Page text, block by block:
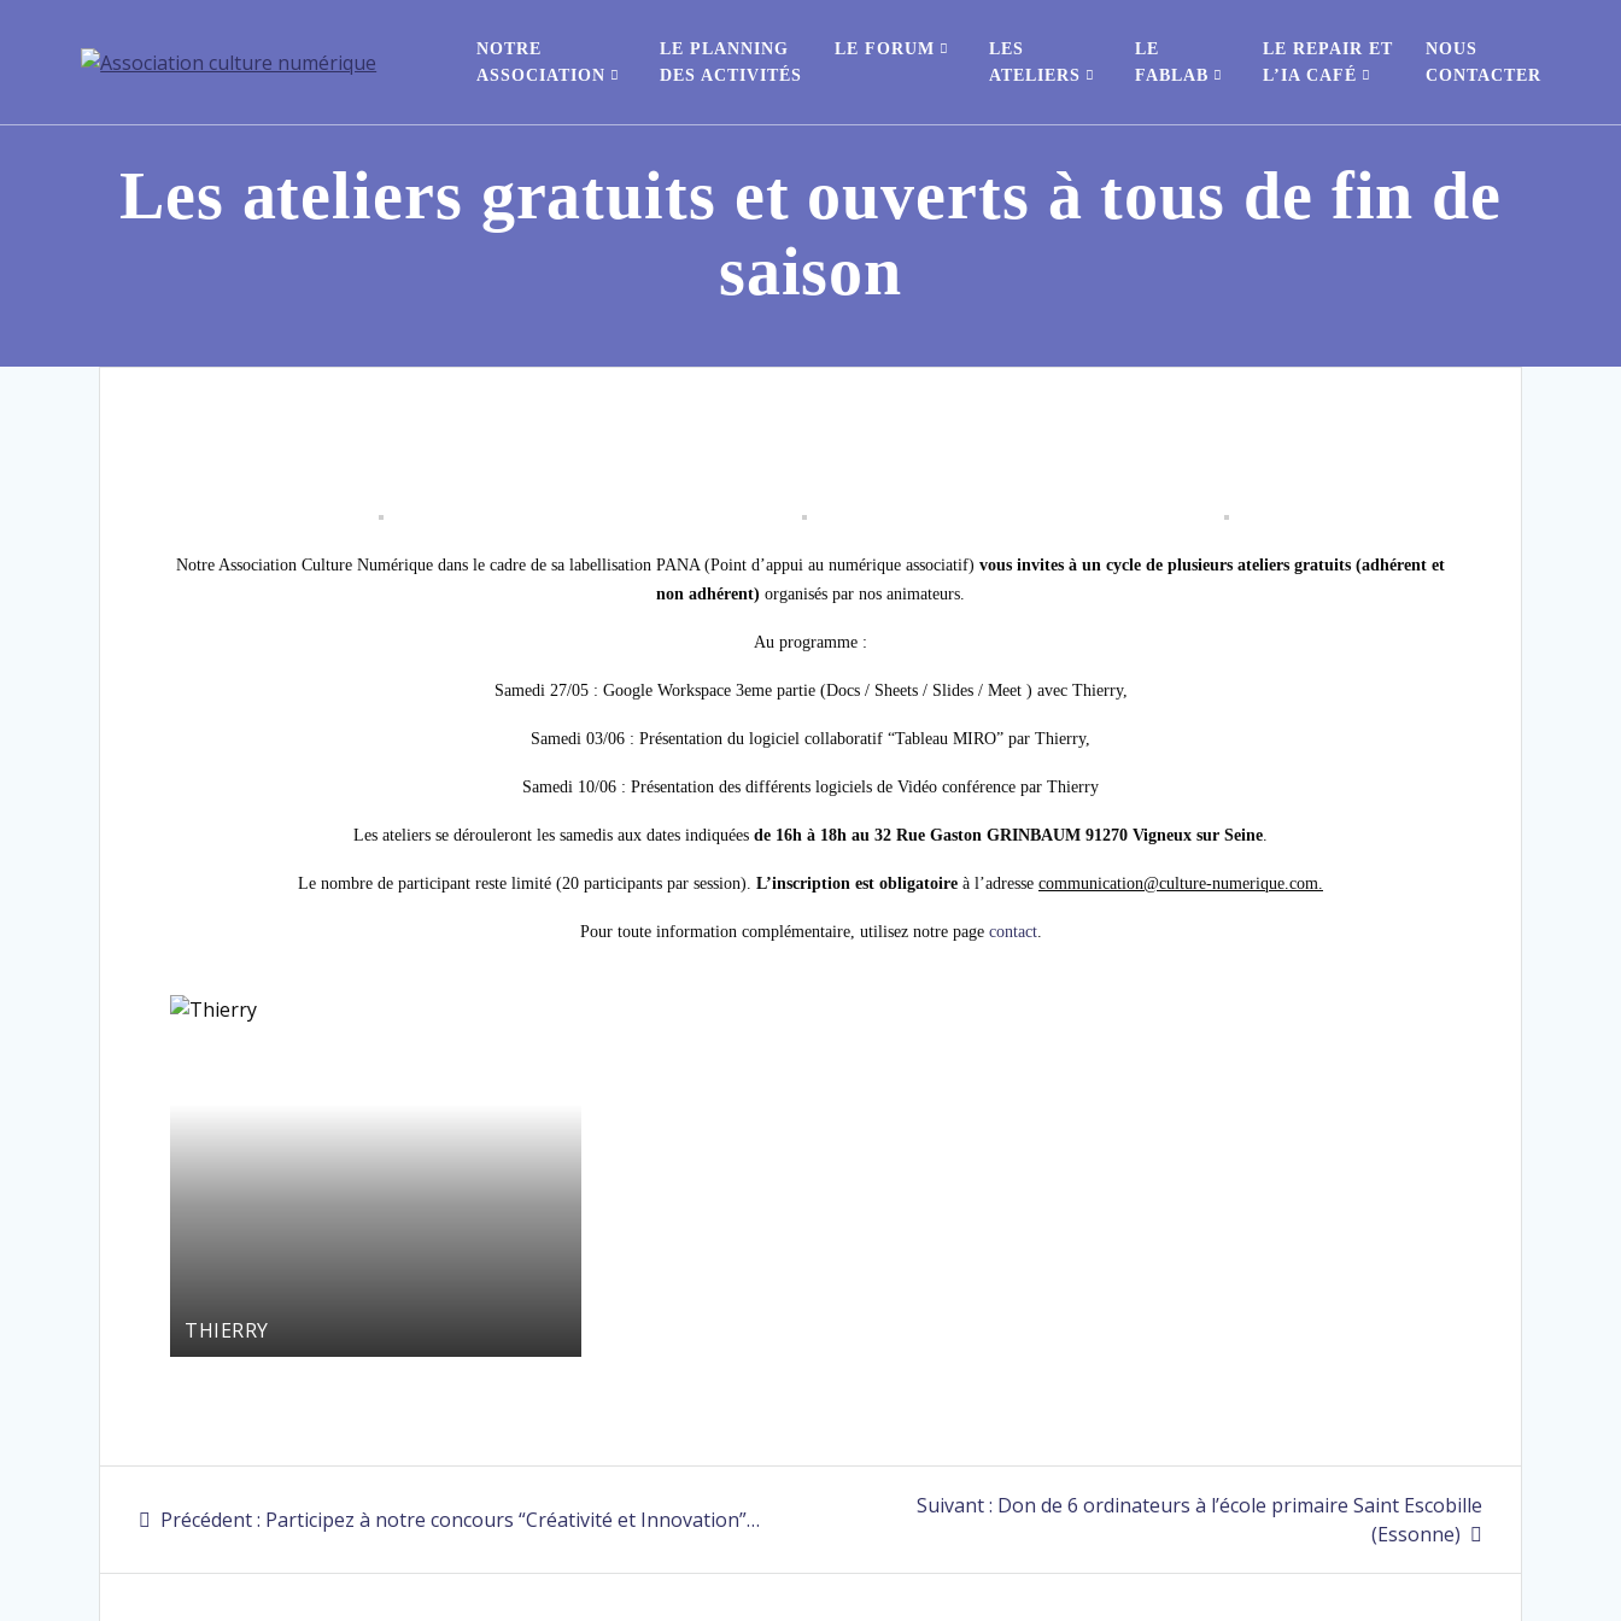
NOTRE
ASSOCIATION
LE PLANNING
DES ACTIVITÉS
LE FORUM
LES
ATELIERS
LE
FABLAB
LE REPAIR ET
L’IA CAFÉ
NOUS
CONTACTER
Les ateliers gratuits et ouverts à tous de fin de
saison
Notre Association Culture Numérique dans le cadre de sa labellisation PANA (Point d’appui au numérique associatif) vous invites à un cycle de plusieurs ateliers gratuits (adhérent et
non adhérent) organisés par nos animateurs.
Au programme :
Samedi 27/05 : Google Workspace 3eme partie (Docs / Sheets / Slides / Meet ) avec Thierry,
Samedi 03/06 : Présentation du logiciel collaboratif “Tableau MIRO” par Thierry,
Samedi 10/06 : Présentation des différents logiciels de Vidéo conférence par Thierry
Les ateliers se dérouleront les samedis aux dates indiquées de 16h à 18h au 32 Rue Gaston GRINBAUM 91270 Vigneux sur Seine
Le nombre de participant reste limité (20 participants par session). L’inscription est obligatoire à l’adresse communication@culture-numerique.com.
Pour toute information complémentaire, utilisez notre page contact.
THIERRY
Précédent : Participez à notre concours “Créativité et Innovation”…
Suivant : Don de 6 ordinateurs à l’école primaire Saint Escobille
(Essonne)